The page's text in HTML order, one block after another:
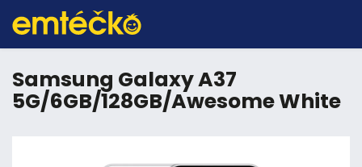
Samsung Galaxy A37
5G/6GB/128GB/Awesome White